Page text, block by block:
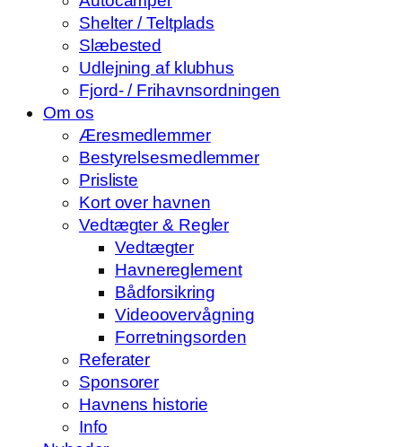
Shelter / Teltplads
Slæbested
Udlejning af klubhus
Fjord- / Frihavnsordningen
Om os
Æresmedlemmer
Bestyrelsesmedlemmer
Prisliste
Kort over havnen
Vedtægter & Regler
Vedtægter
Havnereglement
Bådforsikring
Videoovervågning
Forretningsorden
Referater
Sponsorer
Havnens historie
Info